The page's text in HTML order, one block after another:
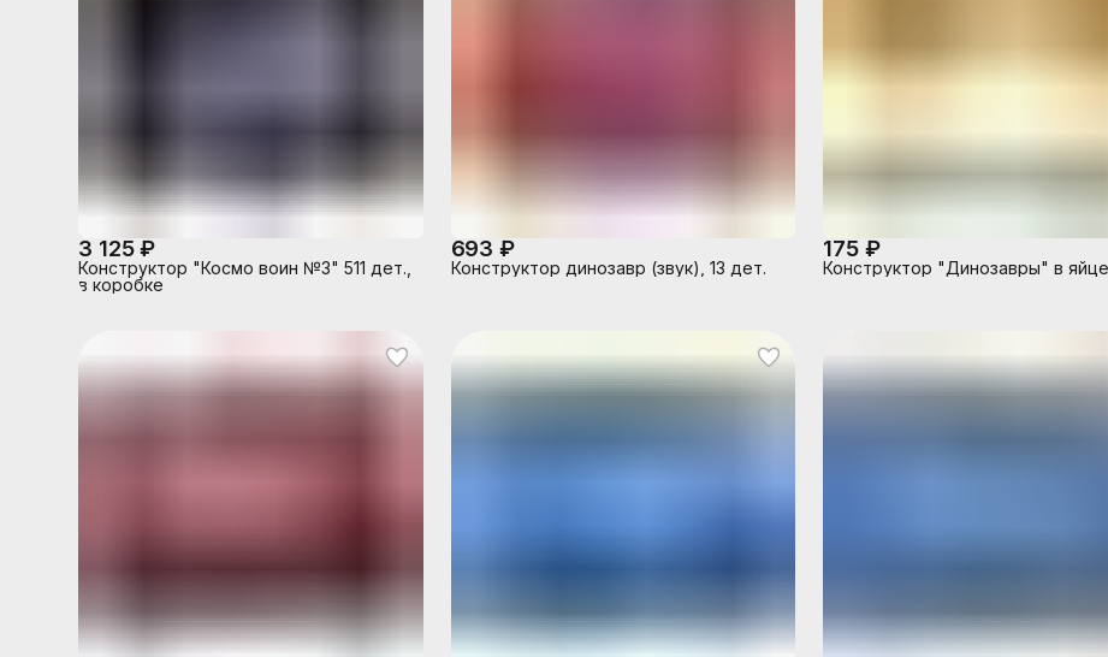
3 125 ₽
Конструктор "Космо воин №3" 511 дет.,
в коробке
693 ₽
Конструктор динозавр (звук), 13 дет.
175 ₽
Конструктор "Динозавры" в яйце